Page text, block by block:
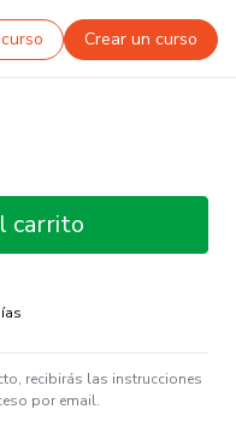
Crear un curso
carrito
recibirás las instrucciones
por email.